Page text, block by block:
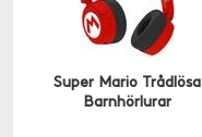
Super Mario Trådlösa
Barnhörlurar